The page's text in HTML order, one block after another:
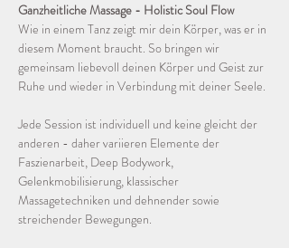
Ganzheitliche Massage - Holistic Soul Flow
Wie in einem Tanz zeigt mir dein Körper, was er in
diesem Moment braucht. So bringen wir
gemeinsam liebevoll deinen Körper und Geist zur
Ruhe und wieder in Verbindung mit deiner Seele.
Jede Session ist individuell und keine gleicht der
anderen - daher variieren Elemente der
Faszienarbeit, Deep Bodywork,
Gelenkmobilisierung, klassischer
Massagetechniken und dehnender sowie
streichender Bewegungen.